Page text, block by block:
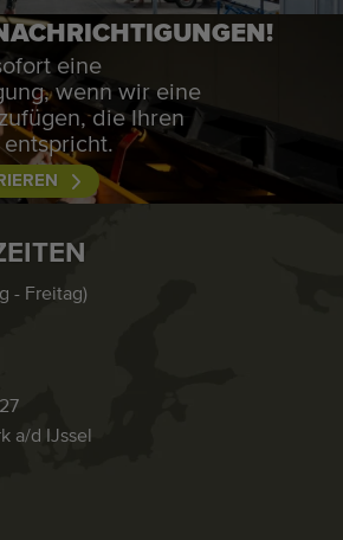
eine
wenn wir eine
die Ihren
- Freitag)
a/d IJssel